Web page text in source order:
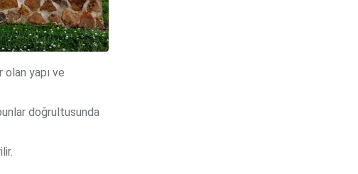
yapı ve
doğrultusunda